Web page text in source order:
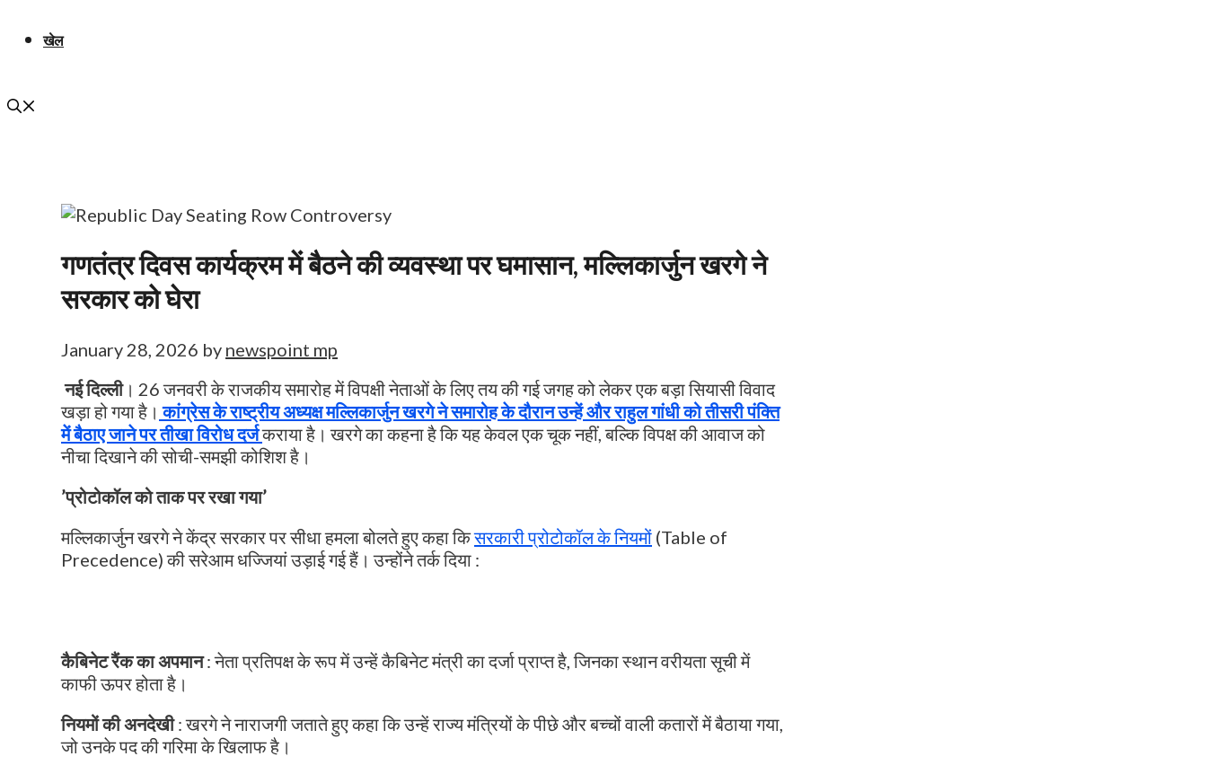
खेल
गणतंत्र दिवस कार्यक्रम में बैठने की व्यवस्था पर घमासान, मल्लिकार्जुन खरगे ने
सरकार को घेरा
January 28, 2026 by newspoint mp
नई दिल्ली। 26 जनवरी के राजकीय समारोह में विपक्षी नेताओं के लिए तय की गई जगह को लेकर एक बड़ा सियासी विवाद
खड़ा हो गया है। कांग्रेस के राष्ट्रीय अध्यक्ष मल्लिकार्जुन खरगे ने समारोह के दौरान उन्हें और राहुल गांधी को तीसरी पंक्ति
में बैठाए जाने पर तीखा विरोध दर्जकराया है। खरगे का कहना है कि यह केवल एक चूक नहीं, बल्कि विपक्ष की आवाज को
नीचा दिखाने की सोची-समझी कोशिश है।
​’प्रोटोकॉल को ताक पर रखा गया’
मल्लिकार्जुन खरगे ने केंद्र सरकार पर सीधा हमला बोलते हुए कहा किसरकारी प्रोटोकॉल के नियमों (Table of
Precedence) की सरेआम धज्जियां उड़ाई गई हैं। उन्होंने तर्क दिया :
​कैबिनेट रैंक का अपमान: नेता प्रतिपक्ष के रूप में उन्हें कैबिनेट मंत्री का दर्जा प्राप्त है, जिनका स्थान वरीयता सूची में
काफी ऊपर होता है।
​नियमों की अनदेखी: खरगे ने नाराजगी जताते हुए कहा कि उन्हें राज्य मंत्रियों के पीछे और बच्चों वाली कतारों में बैठाया गया,
जो उनके पद की गरिमा के खिलाफ है।